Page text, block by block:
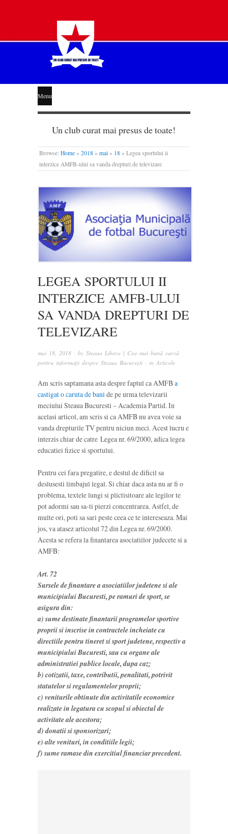
STEAUA
LIBERĂ
Menu
Un club curat mai presus de toate!
Browse: Home » 2018 » mai » 18 » Legea sportului ii
interzice AMFB-ului sa vanda drepturi de televizare
LEGEA SPORTULUI II
INTERZICE AMFB-ULUI
SA VANDA DREPTURI DE
TELEVIZARE
mai 18, 2018 · by Steaua Libera | Cea mai bună sursă
pentru informații despre Steaua București · in Articole
Am scris saptamana asta despre faptul ca AMFB a
castigat o caruta de banide pe urma televizarii
meciului Steaua Bucuresti – Academia Partid. In
acelasi articol, am scris si ca AMFB nu avea voie sa
vanda drepturile TV pentru niciun meci. Acest lucru e
interzis chiar de catre Legea nr. 69/2000, adica legea
educatiei fizice si sportului.
Pentru cei fara pregatire, e destul de dificil sa
deslusesti limbajul legal. Si chiar daca asta nu ar fi o
problema, textele lungi si plictisitoare ale legilor te
pot adormi sau sa-ti pierzi concentrarea. Astfel, de
multe ori, poti sa sari peste ceea ce te intereseaza. Mai
jos, va atasez articolul 72 din Legea nr. 69/2000.
Acesta se refera la finantarea asociatiilor judecete si a
AMFB:
Art. 72
Sursele de finantare a asociatiilor judetene si ale
municipiului Bucuresti, pe ramuri de sport, se
asigura din:
a) sume destinate finantarii programelor sportive
proprii si inscrise in contractele incheiate cu
directiile pentru tineret si sport judetene, respectiv a
municipiului Bucuresti, sau cu organe ale
administratiei publice locale, dupa caz;
b) cotizatii, taxe, contributii, penalitati, potrivit
statutelor si regulamentelor proprii;
c) veniturile obtinute din activitatile economice
realizate in legatura cu scopul si obiectul de
activitate ale acestora;
d) donatii si sponsorizari;
e) alte venituri, in conditiile legii;
f) sume ramase din exercitiul financiar precedent.